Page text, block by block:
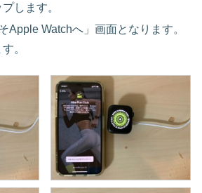
します。
Apple Watchへ」画面となります。
。